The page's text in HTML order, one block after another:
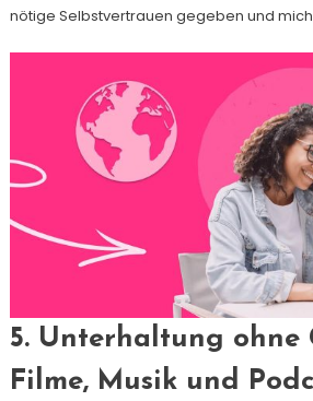
nötige Selbstvertrauen gegeben und
5. Unterhaltung ohne
Filme, Musik und